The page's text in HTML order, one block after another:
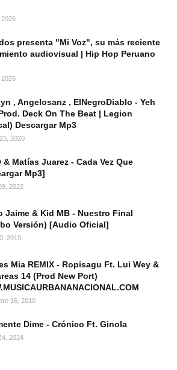
2026
presenta "Mi Voz", su más reciente
audiovisual | Hip Hop Peruano
2026
, Angelosanz , ElNegroDiablo - Yeh
Deck On The Beat | Legion
Descargar Mp3
2020
& Matías Juarez - Cada Vez Que
Mp3]
2022
Jaime & Kid MB - Nuestro Final
Versión) [Audio Oficial]
2019
Mia REMIX - Ropisagu Ft. Lui Wey &
14 (Prod New Port)
16, 2010
Dime - Crónico Ft. Ginola
2024